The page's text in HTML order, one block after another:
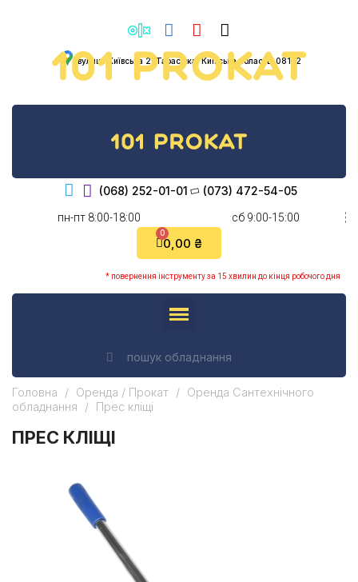
вулиця Київська 2, Тарасівка, Київська область, 08132
(068) 252-01-01 (073) 472-54-05
пн-пт 8:00-18:00 cб 9:00-15:00
0,00 ₴
* повернення інструменту за 15 хвилин до кінця робочого дня
Головна Оренда / Прокат
Оренда Сантехнічного
обладнання
Прес кліщі
ПРЕС КЛІЩІ